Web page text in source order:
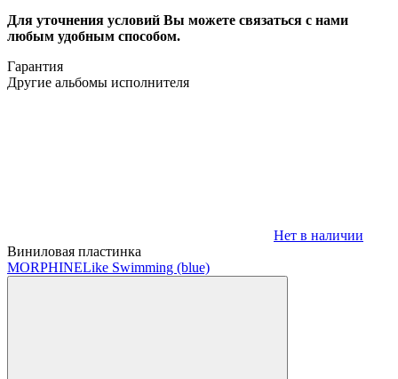
Для уточнения условий Вы можете связаться с нами
любым удобным способом.
Гарантия
Другие альбомы исполнителя
Нет в наличии
Виниловая пластинка
MORPHINELike Swimming (blue)